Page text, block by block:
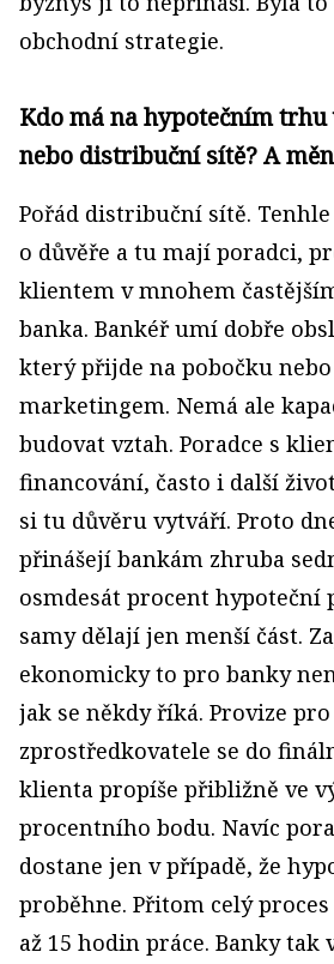
obchodní strategie.
Kdo má na hypotečním
nebo distribuční sítě? A
Pořád distribuční sítě.
o důvěře a tu mají poradci,
klientem v mnohem
banka. Bankéř umí dobře
který přijde na pobočku
marketingem. Nemá ale
budovat vztah. Poradce s
financování, často i další
si tu důvěru vytváří. Proto
přinášejí bankám zhruba
osmdesát procent hypoteční
samy dělají jen menší část.
ekonomicky to pro banky
jak se někdy říká. Provize pro
zprostředkovatele se do
klienta propíše přibližně ve
procentního bodu. Navíc
dostane jen v případě, že
proběhne. Přitom celý
až 15 hodin práce. Banky tak